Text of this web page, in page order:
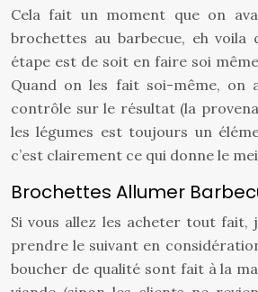
Cela fait un moment que on
brochettes au barbecue, eh voila
étape est de soit en faire soi
Quand on les fait soi-même, on
contrôle sur le résultat (la
les légumes est toujours un
c’est clairement ce qui donne le
Brochettes Allumer
Si vous allez les acheter tout fait,
prendre le suivant en
boucher de qualité sont fait à la